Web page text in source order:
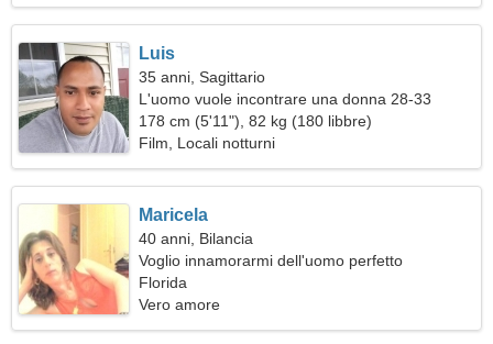
Luis
35 anni, Sagittario
L'uomo vuole incontrare una donna 28-33
178 cm (5'11"), 82 kg (180 libbre)
Film, Locali notturni
Maricela
40 anni, Bilancia
Voglio innamorarmi dell'uomo perfetto
Florida
Vero amore